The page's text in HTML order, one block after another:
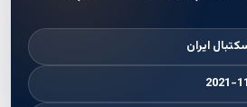
ایران